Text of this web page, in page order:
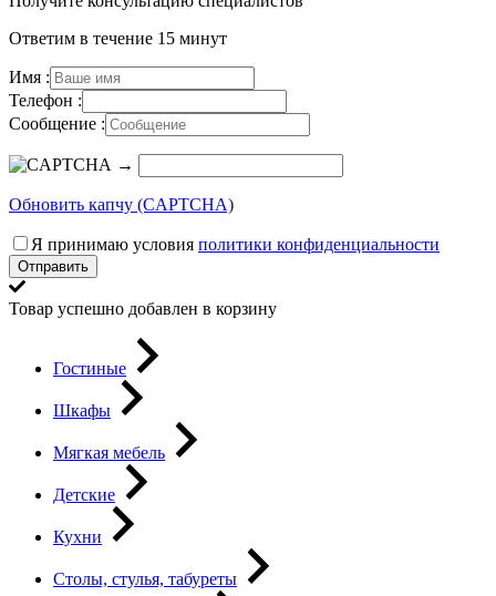
Ответим в течение 15 минут
Имя :
Телефон :
Сообщение :
→
Обновить капчу (CAPTCHA)
Я принимаю условия политики конфиденциальности
Отправить
Товар успешно добавлен в корзину
Гостиные
Шкафы
Мягкая мебель
Детские
Кухни
Столы, стулья, табуреты